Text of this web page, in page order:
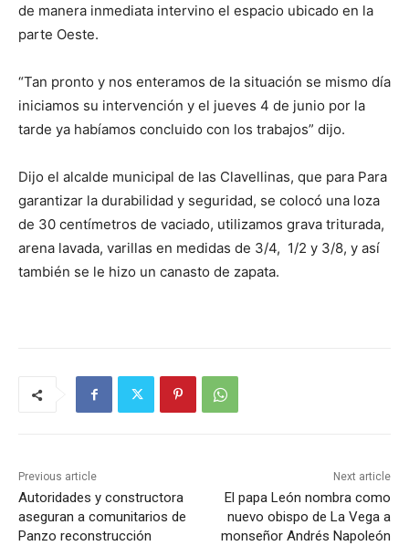
de manera inmediata intervino el espacio ubicado en la
parte Oeste.
“Tan pronto y nos enteramos de la situación se mismo día
iniciamos su intervención y el jueves 4 de junio por la
tarde ya habíamos concluido con los trabajos” dijo.
Dijo el alcalde municipal de las Clavellinas, que para Para
garantizar la durabilidad y seguridad, se colocó una loza
de 30 centímetros de vaciado, utilizamos grava triturada,
arena lavada, varillas en medidas de 3/4, 1/2 y 3/8, y así
también se le hizo un canasto de zapata.
Previous article
Autoridades y constructora
aseguran a comunitarios de
Panzo reconstrucción
Next article
El papa León nombra como
nuevo obispo de La Vega a
monseñor Andrés Napoleón